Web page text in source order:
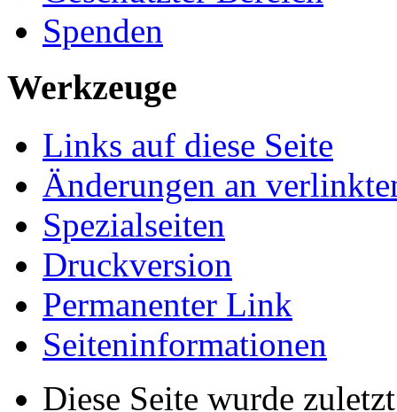
Spenden
Werkzeuge
Links auf diese Seite
Änderungen an
Spezialseiten
Druckversion
Permanenter Link
Seiten­­informationen
Diese Seite wurde